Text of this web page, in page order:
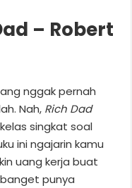
– Robert
nggak pernah
Nah, Rich Dad
singkat soal
ini ngajarin kamu
uang kerja buat
punya